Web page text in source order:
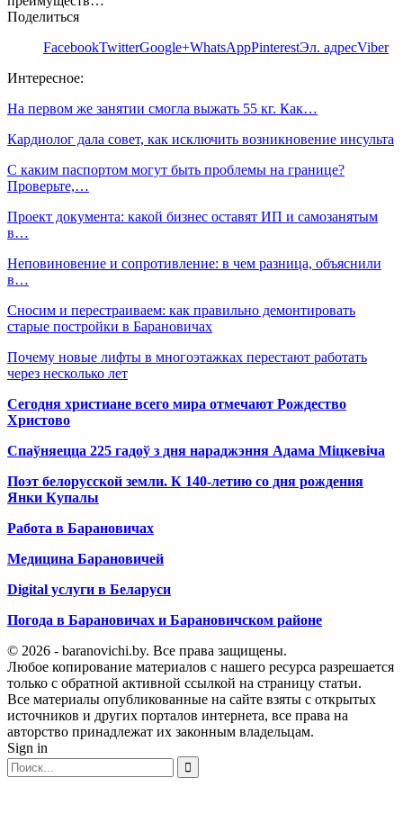
Поделиться
FacebookTwitterGoogle+WhatsAppPinterestЭл. адресViber
Интересное:
На первом же занятии смогла выжать 55 кг. Как…
Кардиолог дала совет, как исключить возникновение инсульта
С каким паспортом могут быть проблемы на границе?
Проверьте,…
Проект документа: какой бизнес оставят ИП и самозанятым
в…
Неповиновение и сопротивление: в чем разница, объяснили
в…
Сносим и перестраиваем: как правильно демонтировать
старые постройки в Барановичах
Почему новые лифты в многоэтажках перестают работать
через несколько лет
Сегодня христиане всего мира отмечают Рождество
Христово
Спаўняецца 225 гадоў з дня нараджэння Адама Міцкевіча
Поэт белорусской земли. К 140-летию со дня рождения
Янки Купалы
Работа в Барановичах
Медицина Барановичей
Digital услуги в Беларуси
Погода в Барановичах и Барановичском районе
© 2026 - baranovichi.by. Все права защищены.
Любое копирование материалов с нашего ресурса разрешается
только с обратной активной ссылкой на страницу статьи.
Все материалы опубликованные на сайте взяты с открытых
источников и других порталов интернета, все права на
авторство принадлежат их законным владельцам.
Sign in